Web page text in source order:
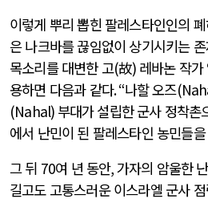
이렇게 뿌리 뽑힌 팔레스타인인의
은 나크바를 끊임없이 상기시키는
목소리를 대변한 고(故) 레바논 작
용하면 다음과 같다. “나할 오즈
(Nahal) 부대가 설립한 군사 정착촌
에서 난민이 된 팔레스타인 농민들
그 뒤 70여 년 동안,가자의 암울한
길고도 고통스러운 이스라엘 군사